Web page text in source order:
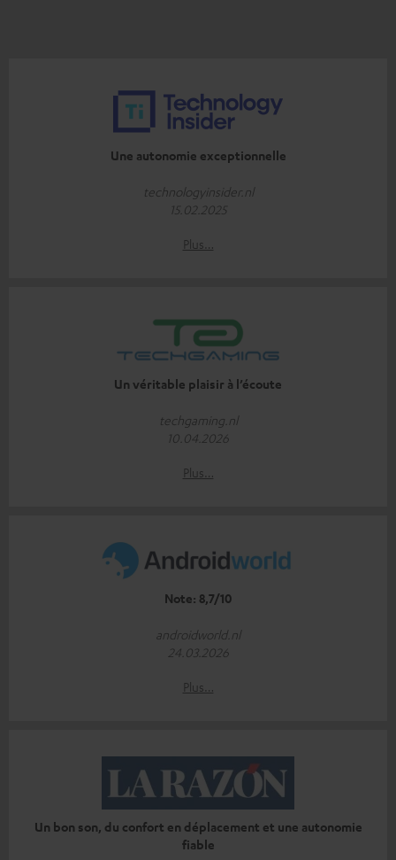
Une autonomie exceptionnelle
technologyinsider.nl
15.02.2025
Plus…
Un véritable plaisir à l’écoute
techgaming.nl
10.04.2026
Plus…
Note: 8,7/10
androidworld.nl
24.03.2026
Plus…
Un bon son, du confort en déplacement et une autonomie
fiable